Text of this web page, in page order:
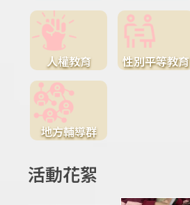
人權教育 性別平等教育
地方輔導群
活動花絮